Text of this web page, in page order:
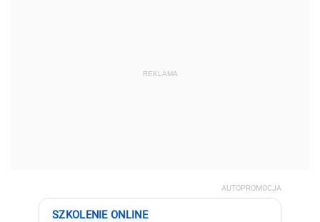
REKLAMA
AUTOPROMOCJA
SZKOLENIE ONLINE